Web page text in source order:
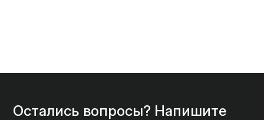
Остались вопросы? Напишите